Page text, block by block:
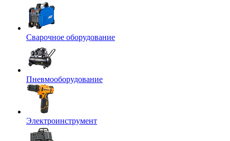
Сварочное оборудование
Пневмооборудование
Электроинструмент